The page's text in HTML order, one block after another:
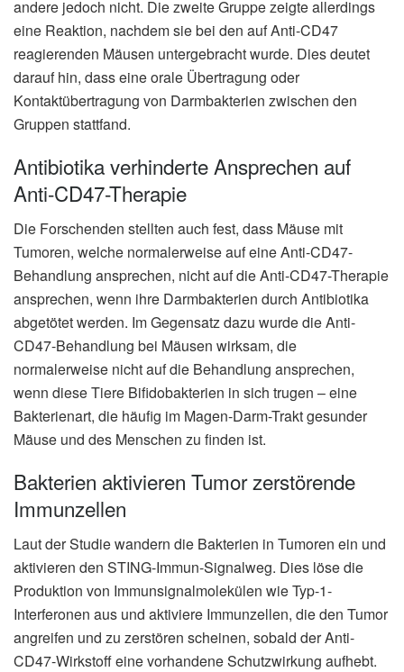
andere jedoch nicht. Die zweite Gruppe zeigte allerdings
eine Reaktion, nachdem sie bei den auf Anti-CD47
reagierenden Mäusen untergebracht wurde. Dies deutet
darauf hin, dass eine orale Übertragung oder
Kontaktübertragung von Darmbakterien zwischen den
Gruppen stattfand.
Antibiotika verhinderte Ansprechen auf
Anti-CD47-Therapie
Die Forschenden stellten auch fest, dass Mäuse mit
Tumoren, welche normalerweise auf eine Anti-CD47-
Behandlung ansprechen, nicht auf die Anti-CD47-Therapie
ansprechen, wenn ihre Darmbakterien durch Antibiotika
abgetötet werden. Im Gegensatz dazu wurde die Anti-
CD47-Behandlung bei Mäusen wirksam, die
normalerweise nicht auf die Behandlung ansprechen,
wenn diese Tiere Bifidobakterien in sich trugen – eine
Bakterienart, die häufig im Magen-Darm-Trakt gesunder
Mäuse und des Menschen zu finden ist.
Bakterien aktivieren Tumor zerstörende
Immunzellen
Laut der Studie wandern die Bakterien in Tumoren ein und
aktivieren den STING-Immun-Signalweg. Dies löse die
Produktion von Immunsignalmolekülen wie Typ-1-
Interferonen aus und aktiviere Immunzellen, die den Tumor
angreifen und zu zerstören scheinen, sobald der Anti-
CD47-Wirkstoff eine vorhandene Schutzwirkung aufhebt.